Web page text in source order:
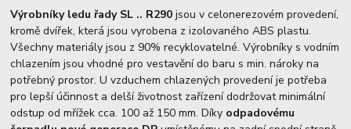
Výrobníky ledu řady SL .. R290 jsou v celonerezovém provedení,
kromě dvířek, která jsou vyrobena z izolovaného ABS plastu.
Všechny materiály jsou z 90% recyklovatelné. Výrobníky s vodním
chlazením jsou vhodné pro vestavění do baru s min. nároky na
potřebný prostor. U vzduchem chlazených provedení je potřeba
pro lepší účinnost a delší životnost zařízení dodržovat minimální
odstup od mřížek cca. 100 až 150 mm. Díky odpadovému